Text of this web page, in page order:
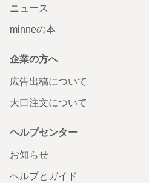
ニュース
minneの本
企業の方へ
広告出稿について
大口注文について
ヘルプセンター
お知らせ
ヘルプとガイド